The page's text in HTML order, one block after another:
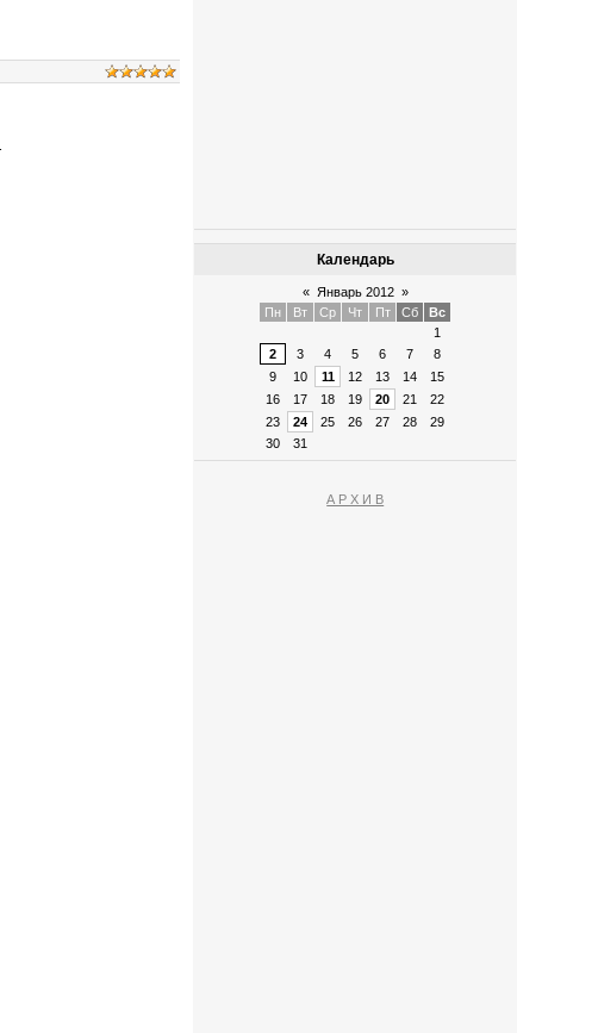
Календарь
« Январь 2012 »
Пн
Вт Ср Чт Пт Сб
Вс
1
2
3 4 5 6 7
8
9
10 11 12 13 14
15
16
17 18 19 20 21
22
23
24 25 26 27 28
29
30
31
А Р Х И В